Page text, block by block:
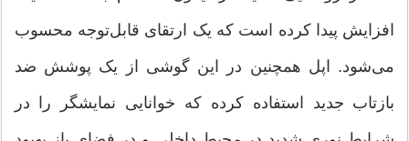
افزایش پیدا کرده است که یک ارتقای قابل‌توجه محسوب
می‌شود. اپل همچنین در این گوشی از یک پوشش ضد
بازتاب جدید استفاده کرده که خوانایی نمایشگر را در